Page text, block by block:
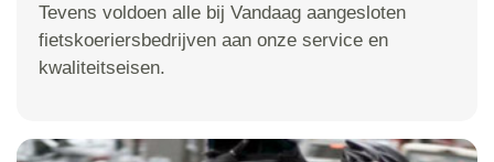
Tevens voldoen alle bij Vandaag aangesloten
fietskoeriersbedrijven aan onze service en
kwaliteitseisen.